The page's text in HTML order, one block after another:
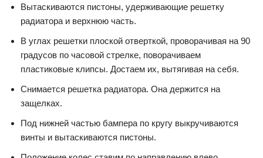
Вытаскиваются пистоны, удерживающие решетку
радиатора и верхнюю часть.
В углах решетки плоской отверткой, проворачивая на 90
градусов по часовой стрелке, поворачиваем
пластиковые клипсы. Достаем их, вытягивая на себя.
Снимается решетка радиатора. Она держится на
защелках.
Под нижней частью бампера по кругу выкручиваются
винты и вытаскиваются пистоны.